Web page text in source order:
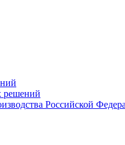
решений
Российской